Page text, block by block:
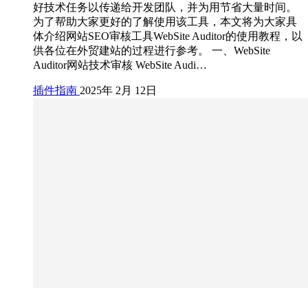
好技术任务以传递给开发团队，并为用节省大量时间。
为了帮助大家更好的了解使用该工具，本文将为大家具
体介绍网站SEO审核工具WebSite Auditor的使用教程，以
供各位在外贸建站的过程进行参考。 一、WebSite
Auditor网站技术审核 WebSite Audi…
插件指南 2025年 2月 12日